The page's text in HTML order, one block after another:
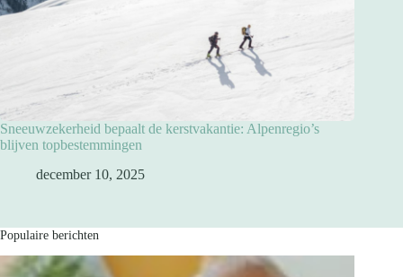
Sneeuwzekerheid bepaalt de kerstvakantie: Alpenregio’s
blijven topbestemmingen
december 10, 2025
Populaire berichten